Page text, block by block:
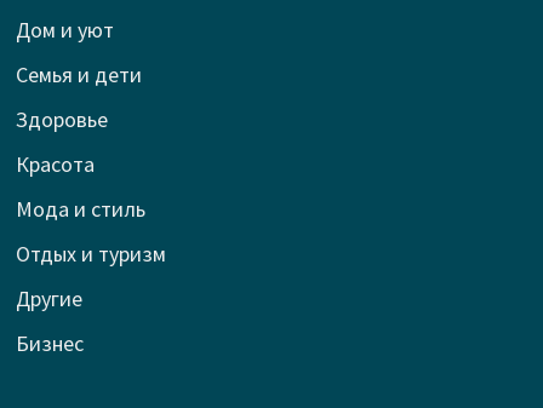
Дом и уют
Семья и дети
Здоровье
Красота
Мода и стиль
Отдых и туризм
Другие
Бизнес